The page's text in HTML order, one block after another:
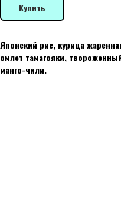
Купить
Японский рис, курица
омлет тамагояки,
манго-чили.